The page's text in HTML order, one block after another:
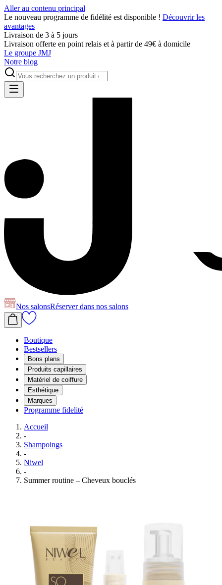
Aller au contenu principal
Le nouveau programme de fidélité est disponible ! Découvrir les
avantages
Livraison de 3 à 5 jours
Livraison offerte en point relais et à partir de 49€ à domicile
Le groupe JMJ
Notre blog
Nos salonsRéserverdans nos salons
Boutique
Bestsellers
Bons plans
Produits capillaires
Matériel de coiffure
Esthétique
Marques
Programme fidelité
Accueil
-
Shampoings
-
Niwel
-
Summer routine – Cheveux bouclés